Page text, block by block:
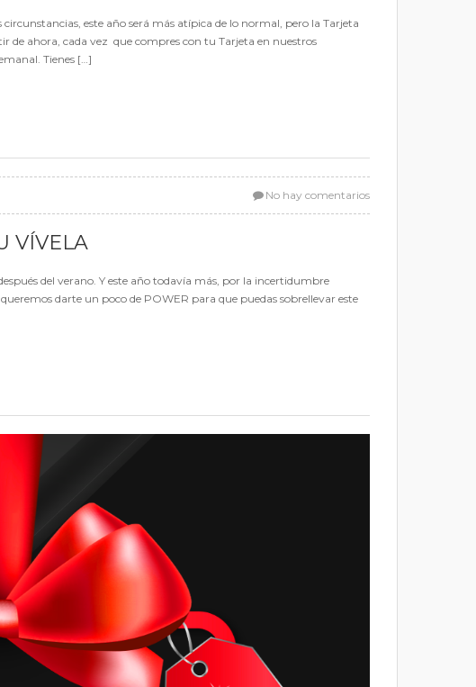
este año será más atípica de lo normal, pero la Tarjeta
de ahora, cada vez que compres con tu Tarjeta en nuestros
Tienes […]
No hay comentarios
VÍVELA
del verano. Y este año todavía más, por la incertidumbre
darte un poco de POWER para que puedas sobrellevar este